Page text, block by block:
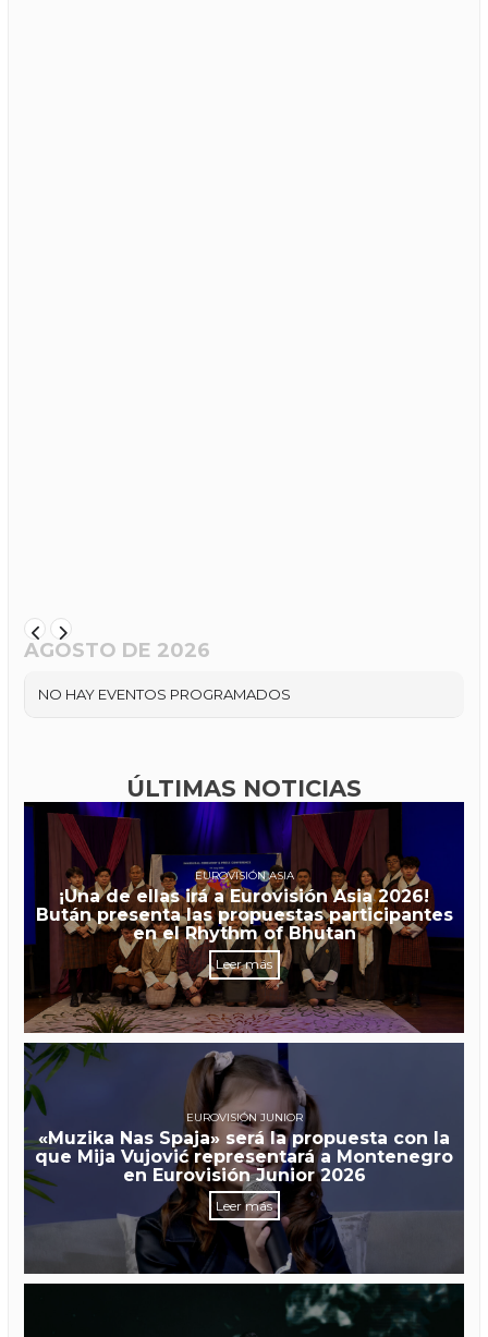
AGOSTO DE 2026
NO HAY EVENTOS PROGRAMADOS
ÚLTIMAS NOTICIAS
EUROVISIÓN ASIA
¡Una de ellas irá a Eurovisión Asia 2026!
Bután presenta las propuestas participantes
en el Rhythm of Bhutan
Leer más
EUROVISIÓN JUNIOR
«Muzika Nas Spaja» será la propuesta con la
que Mija Vujović representará a Montenegro
en Eurovisión Junior 2026
Leer más